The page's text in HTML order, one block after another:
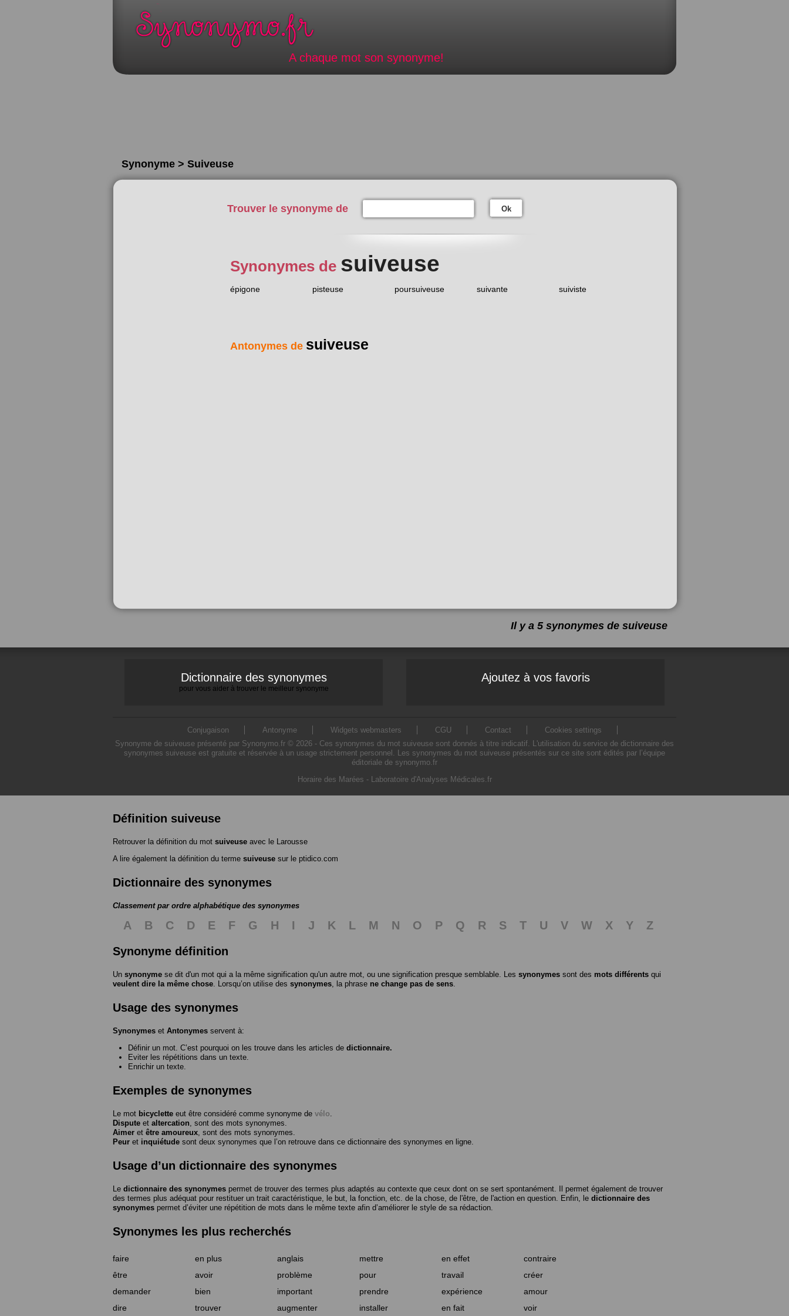
A chaque mot son synonyme!
Synonyme > Suiveuse
Trouver le synonyme de Ok
Synonymes de suiveuse
épigone pisteuse poursuiveuse suivante suiviste
Antonymes de suiveuse
Il y a 5 synonymes de suiveuse
Dictionnaire des synonymes
pour vous aider à trouver le meilleur synonyme
Ajoutez à vos favoris
Conjugaison Antonyme Widgets webmasters CGU Contact
Cookies settings
Synonyme de suiveuse présenté par Synonymo.fr © 2026 - Ces synonymes du mot suiveuse sont donnés à titre indicatif. L'utilisation du service de dictionnaire des
synonymes suiveuse est gratuite et réservée à un usage strictement personnel. Les synonymes du mot suiveuse présentés sur ce site sont édités par l’équipe
éditoriale de synonymo.fr
Horaire des Marées - Laboratoire d'Analyses Médicales.fr
Définition suiveuse
Retrouver la définition du mot suiveuse avec le Larousse
A lire également la définition du terme suiveuse sur le ptidico.com
Dictionnaire des synonymes
Classement par ordre alphabétique des synonymes
A B C D E F G H I J K L M N O P Q R S T U V W X Y
Z
Synonyme définition
Un synonyme se dit d'un mot qui a la même signification qu'un autre mot, ou une signification presque semblable. Les synonymes sont des mots différents qui
veulent dire la même chose . Lorsqu’on utilise des synonymes , la phrase ne change pas de sens
Usage des synonymes
Synonymes et Antonymes servent à:
Définir un mot. C’est pourquoi on les trouve dans les articles de dictionnaire.
Eviter les répétitions dans un texte.
Enrichir un texte.
Exemples de synonymes
Le mot bicyclette eut être considéré comme synonyme de vélo
Dispute et altercation , sont des mots synonymes.
Aimer et être amoureux , sont des mots synonymes.
Peur et inquiétude sont deux synonymes que l’on retrouve dans ce dictionnaire des synonymes en ligne.
Usage d’un dictionnaire des synonymes
Le dictionnaire des synonymes permet de trouver des termes plus adaptés au contexte que ceux dont on se sert spontanément. Il permet également de trouver
des termes plus adéquat pour restituer un trait caractéristique, le but, la fonction, etc. de la chose, de l'être, de l'action en question. Enfin, le dictionnaire des
synonymes permet d’éviter une répétition de mots dans le même texte afin d’améliorer le style de sa rédaction.
Synonymes les plus recherchés
faire en plus anglais mettre en effet
contraire
être
avoir problème pour travail
créer
demander
bien important prendre expérience
amour
dire
trouver augmenter installer en fait voir